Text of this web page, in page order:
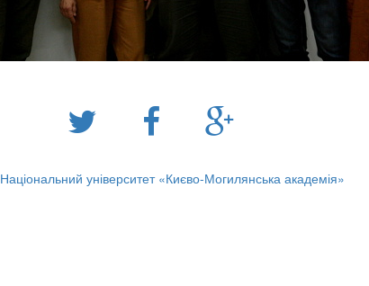
Національний університет «Києво-Могилянська академія»